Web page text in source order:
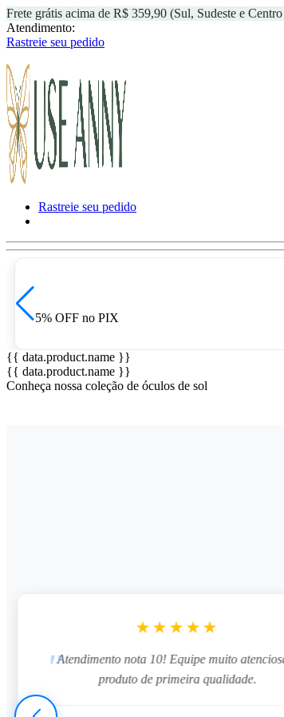
Frete grátis acima de R$ 359,90 (Sul, Sudeste e Centro
Atendimento:
Rastreie seu pedido
Rastreie seu pedido
5% OFF no PIX
{{ data.product.name }}
{{ data.product.name }}
Conheça nossa coleção de óculos de sol
★★★★★
Atendimento nota 10! Equipe muito
produto de primeira qualidade.